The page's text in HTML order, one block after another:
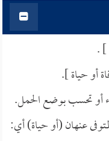
] .
أو حياة ].
أو تحسب بوضع الحمل.
عنهان (أو حياة) أي: